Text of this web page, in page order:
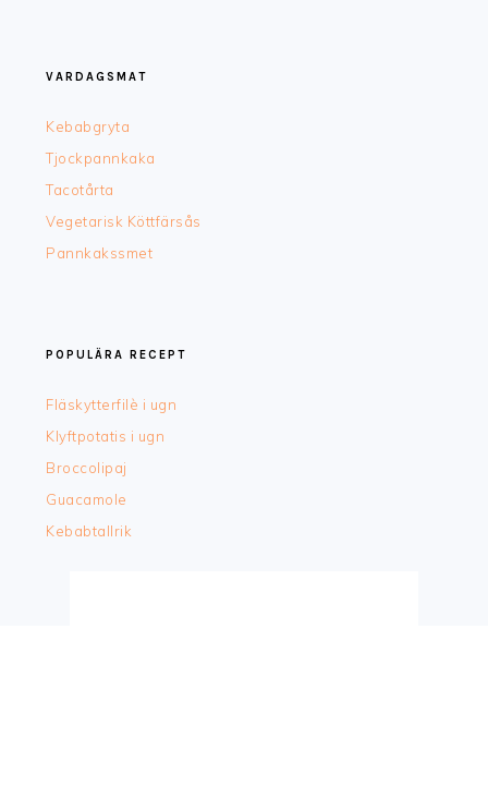
VARDAGSMAT
Kebabgryta
Tjockpannkaka
Tacotårta
Vegetarisk Köttfärsås
Pannkakssmet
POPULÄRA RECEPT
Fläskytterfilè i ugn
Klyftpotatis i ugn
Broccolipaj
Guacamole
Kebabtallrik